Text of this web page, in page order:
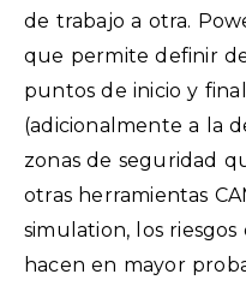
de trabajo a otra.
que permite definir
puntos de inicio y
(adicionalmente a la
zonas de seguridad
otras herramientas
simulation, los riesgos
hacen en mayor